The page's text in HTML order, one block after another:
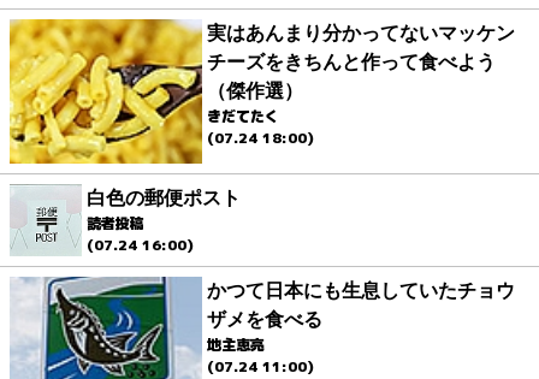
実はあんまり分かってないマッケン
チーズをきちんと作って食べよう
（傑作選）
きだてたく
(07.24 18:00)
白色の郵便ポスト
読者投稿
(07.24 16:00)
かつて日本にも生息していたチョウ
ザメを食べる
地主恵亮
(07.24 11:00)